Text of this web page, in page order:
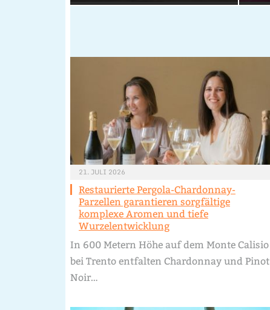
21. JULI 2026
Restaurierte Pergola-Chardonnay-
Parzellen garantieren sorgfältige
komplexe Aromen und tiefe
Wurzelentwicklung
In 600 Metern Höhe auf dem Monte Calisio
bei Trento entfalten Chardonnay und Pinot
Noir…